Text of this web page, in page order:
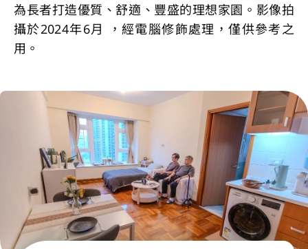
為長者打造優質、舒適、豐盛的理想家園。影像拍
攝於2024年6月 ，經電腦修飾處理，僅供參考之
用。